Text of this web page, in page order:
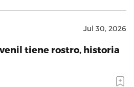
Jul 30, 2026
tiene rostro, historia